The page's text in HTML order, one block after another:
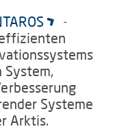
-
System,
Systeme
Arktis.